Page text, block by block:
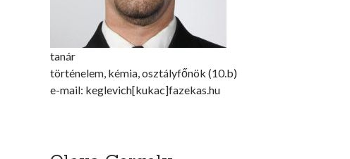
tanár
történelem, kémia, osztályfőnök (10.b)
e-mail: keglevich[kukac]fazekas.hu